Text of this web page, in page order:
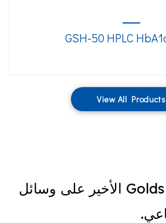
View All Products
شاهد اتجاه Goldsite الأخير على وسائل